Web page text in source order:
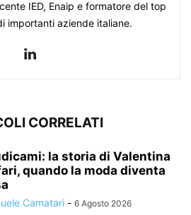
IED, Enaip e formatore del top
importanti aziende italiane.
CORRELATI
la storia di Valentina
quando la moda diventa
Camatari - 6 Agosto 2026